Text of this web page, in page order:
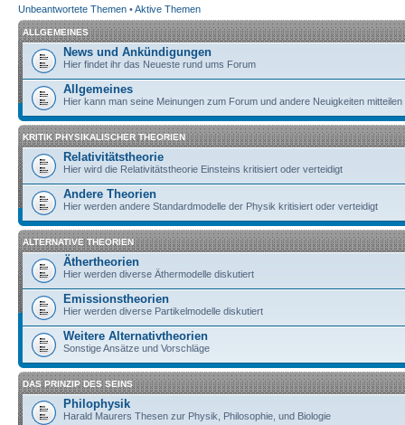
Unbeantwortete Themen •Aktive Themen
ALLGEMEINES
News und Ankündigungen
Hier findet ihr das Neueste rund ums Forum
Allgemeines
Hier kann man seine Meinungen zum Forum und andere Neuigkeiten mitteilen
KRITIK PHYSIKALISCHER THEORIEN
Relativitätstheorie
Hier wird die Relativitätstheorie Einsteins kritisiert oder verteidigt
Andere Theorien
Hier werden andere Standardmodelle der Physik kritisiert oder verteidigt
ALTERNATIVE THEORIEN
Äthertheorien
Hier werden diverse Äthermodelle diskutiert
Emissionstheorien
Hier werden diverse Partikelmodelle diskutiert
Weitere Alternativtheorien
Sonstige Ansätze und Vorschläge
DAS PRINZIP DES SEINS
Philophysik
Harald Maurers Thesen zur Physik, Philosophie, und Biologie